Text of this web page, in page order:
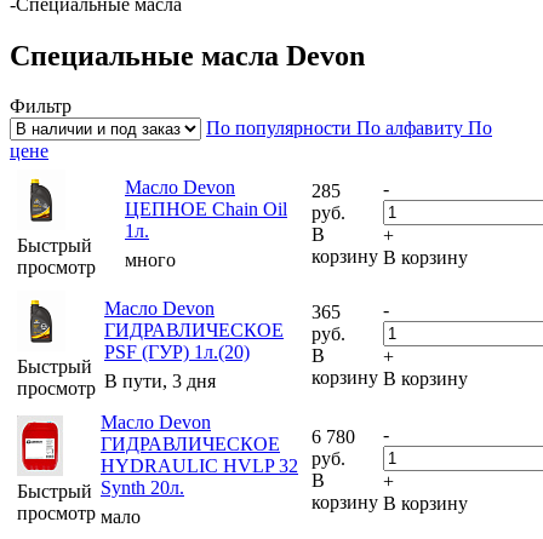
Специальные масла Devon
Фильтр
По популярности По алфавиту По
цене
Быстрый
просмотр
Масло Devon
ЦЕПНОЕ Chain Oil
1л.
много
285
руб.
В
корзину
-
+
В корзину
Быстрый
просмотр
Масло Devon
ГИДРАВЛИЧЕСКОЕ
PSF (ГУР) 1л.(20)
В пути, 3 дня
365
руб.
В
корзину
-
+
В корзину
Быстрый
просмотр
Масло Devon
ГИДРАВЛИЧЕСКОЕ
HYDRAULIC HVLP 32
Synth 20л.
мало
6 780
руб.
В
корзину
-
+
В корзину